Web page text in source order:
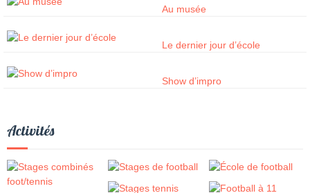
Au musée
Le dernier jour d’école
Show d’impro
Activités